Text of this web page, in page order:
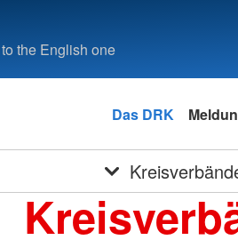
the English one
Das DRK